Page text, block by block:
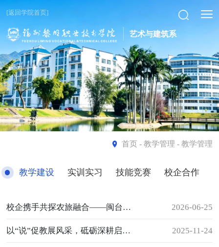
[返回学院首页]
艺术与建筑系
首页- 教学管理 - 教学管理
教学建设 实训实习 技能竞赛 校企合作
校企携手共探农旅融合——闽台高新农业示范观光园方案汇报会顺利举办 2026-06-25
以“说”促教展风采，砥砺深耕启新篇 2025-11-24